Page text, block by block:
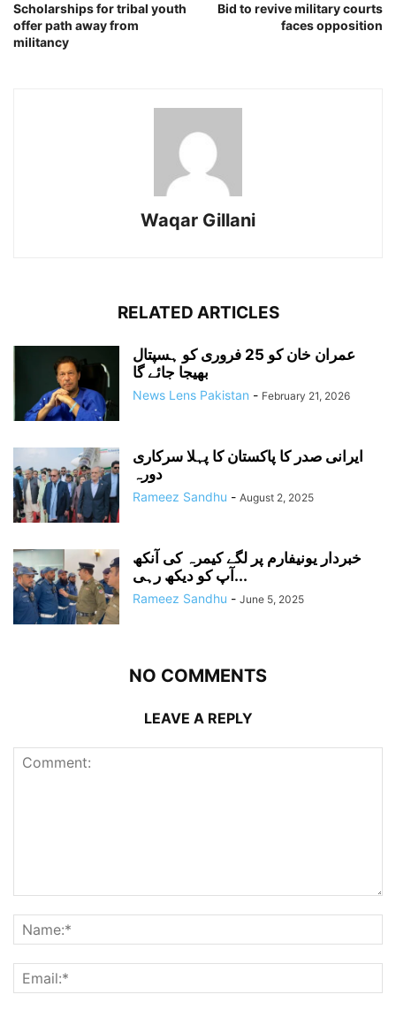
Scholarships for tribal youth
offer path away from
militancy
Bid to revive military courts
faces opposition
Waqar Gillani
RELATED ARTICLES
عمران خان کو 25 فروری کو ہسپتال
بھیجا جائے گا
News Lens Pakistan - February 21, 2026
ایرانی صدر کا پاکستان کا پہلا سرکاری
دورہ
Rameez Sandhu - August 2, 2025
خبردار یونیفارم پر لگے کیمرہ کی آنکھ
آپ کو دیکھ رہی...
Rameez Sandhu - June 5, 2025
NO COMMENTS
LEAVE A REPLY